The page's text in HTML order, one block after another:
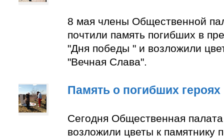
8 мая члены Общественной
почтили память погибших в
"Дня победы " и возложили
"Вечная Слава".
Память о погибших героях
Сегодня Общественная
возложили цветы к памятнику